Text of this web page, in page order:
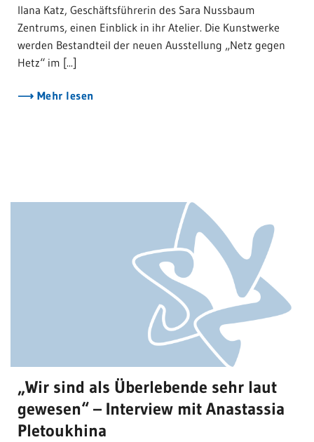
Ilana Katz, Geschäftsführerin des Sara Nussbaum
Zentrums, einen Einblick in ihr Atelier. Die Kunstwerke
werden Bestandteil der neuen Ausstellung „Netz gegen
Hetz“ im [...]
Mehr lesen
„Wir sind als Überlebende sehr laut
gewesen“ – Interview mit Anastassia
Pletoukhina